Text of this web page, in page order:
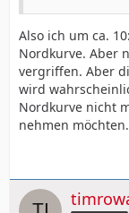
Also ich um ca.
Nordkurve. Aber
vergriffen. Aber
wird
Nordkurve nicht
nehmen möchten.